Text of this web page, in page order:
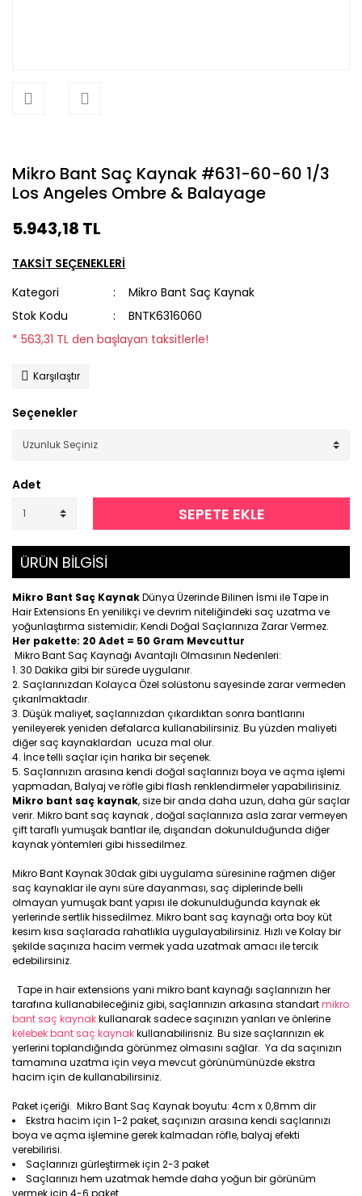
Mikro Bant Saç Kaynak #631-60-60 1/3
Los Angeles Ombre & Balayage
5.943,18 TL
TAKSİT SEÇENEKLERİ
Kategori
Mikro Bant Saç Kaynak
Stok Kodu
BNTK6316060
* 563,31 TL den başlayan taksitlerle!
Karşılaştır
Seçenekler
Adet
SEPETE EKLE
ÜRÜN BİLGİSİ
Mikro Bant Saç KaynakDünya Üzerinde Bilinen İsmi ile Tape in
Hair Extensions En yenilikçi ve devrim niteliğindeki saç uzatma ve
yoğunlaştırma sistemidir; Kendi Doğal Saçlarınıza Zarar Vermez.
Her pakette: 20 Adet = 50 Gram Mevcuttur
Mikro Bant Saç Kaynağı Avantajlı Olmasının Nedenleri:
30 Dakika gibi bir sürede uygulanır.
Saçlarınızdan Kolayca Özel solüstonu sayesinde zarar vermeden
çıkarılmaktadır.
Düşük maliyet, saçlarınızdan çıkardıktan sonra bantlarını
yenileyerek yeniden defalarca kullanabilirsiniz. Bu yüzden maliyeti
diğer saç kaynaklardan ucuza mal olur.
İnce telli saçlar için harika bir seçenek.
Saçlarınızın arasına kendi doğal saçlarınızı boya ve açma işlemi
yapmadan, Balyaj ve röfle gibi flash renklendirmeler yapabilirisiniz.
Mikro bant saç kaynak, size bir anda daha uzun, daha gür saçlar
verir. Mikro bant saç kaynak , doğal saçlarınıza asla zarar vermeyen
çift taraflı yumuşak bantlar ile, dışarıdan dokunulduğunda diğer
kaynak yöntemleri gibi hissedilmez.
Mikro Bant Kaynak 30dak gibi uygulama süresinine rağmen diğer
saç kaynaklar ile aynı süre dayanması, saç diplerinde belli
olmayan yumuşak bant yapısı ile dokunulduğunda kaynak ek
yerlerinde sertlik hissedilmez. Mikro bant saç kaynağı orta boy küt
kesim kısa saçlarada rahatlıkla uygulayabilirsiniz. Hızlı ve Kolay bir
şekilde saçınıza hacim vermek yada uzatmak amacı ile tercik
edebilirsiniz.
Tape in hair extensions yani mikro bant kaynağı saçlarınızın her
tarafına kullanabileceğiniz gibi, saçlarınızın arkasına standartmikro
bant saç kaynakkullanarak sadece saçınızın yanları ve önlerine
kelebek bant saç kaynakkullanabilirisniz. Bu size saçlarınızın ek
yerlerini toplandığında görünmez olmasını sağlar. Ya da saçınızın
tamamına uzatma için veya mevcut görünümünüzde ekstra
hacim için de kullanabilirsiniz.
Paket içeriği. Mikro Bant Saç Kaynak boyutu: 4cm x 0,8mm dir
Ekstra hacim için 1-2 paket, saçınızın arasına kendi saçlarınızı
boya ve açma işlemine gerek kalmadan röfle, balyaj efekti
verebilirisi.
Saçlarınızı gürleştirmek için 2-3 paket
Saçlarınızı hem uzatmak hemde daha yoğun bir görünüm
vermek için 4-6 paket